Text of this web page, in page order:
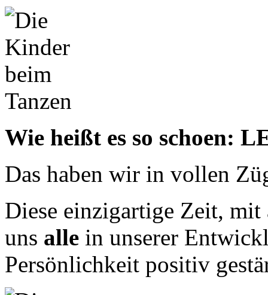
Wie heißt es so schoen:
Das haben wir in vollen
Diese einzigartige Zeit,
uns alle in unserer
Persönlichkeit positiv